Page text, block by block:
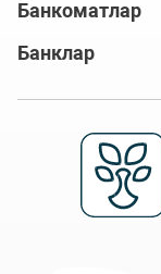
Банкоматлар
Банклар